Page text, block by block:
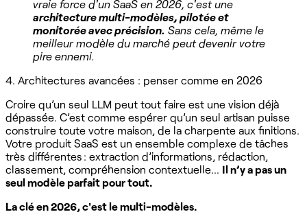
vraie force d'un SaaS en 2026, c'est une
architecture multi-modèles, pilotée et
monitorée avec précision. Sans cela, même le
meilleur modèle du marché peut devenir votre
pire ennemi.
4. Architectures avancées : penser comme en 2026
Croire qu’un seul LLM peut tout faire est une vision déjà
dépassée. C’est comme espérer qu’un seul artisan puisse
construire toute votre maison, de la charpente aux finitions.
Votre produit SaaS est un ensemble complexe de tâches
très différentes : extraction d’informations, rédaction,
classement, compréhension contextuelle… Il n’y a pas un
seul modèle parfait pour tout.
La clé en 2026, c'est le multi-modèles.